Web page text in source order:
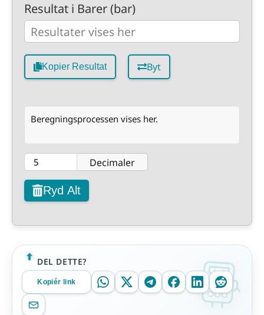
Resultat i Barer (bar)
Kopier Resultat Byt
Beregningsprocessen vises her.
Decimaler
Ryd Alt
DEL DETTE?
Kopiér link